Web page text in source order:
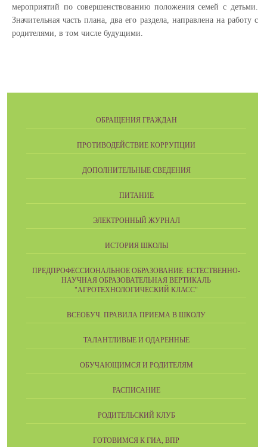
мероприятий по совершенствованию положения семей с детьми.
Значительная часть плана, два его раздела, направлена на работу с
родителями, в том числе будущими.
ОБРАЩЕНИЯ ГРАЖДАН
ПРОТИВОДЕЙСТВИЕ КОРРУПЦИИ
ДОПОЛНИТЕЛЬНЫЕ СВЕДЕНИЯ
ПИТАНИЕ
ЭЛЕКТРОННЫЙ ЖУРНАЛ
ИСТОРИЯ ШКОЛЫ
ПРЕДПРОФЕССИОНАЛЬНОЕ ОБРАЗОВАНИЕ. ЕСТЕСТВЕННО-
НАУЧНАЯ ОБРАЗОВАТЕЛЬНАЯ ВЕРТИКАЛЬ
"АГРОТЕХНОЛОГИЧЕСКИЙ КЛАСС"
ВСЕОБУЧ. ПРАВИЛА ПРИЕМА В ШКОЛУ
ТАЛАНТЛИВЫЕ И ОДАРЕННЫЕ
ОБУЧАЮЩИМСЯ И РОДИТЕЛЯМ
РАСПИСАНИЕ
РОДИТЕЛЬСКИЙ КЛУБ
ГОТОВИМСЯ К ГИА, ВПР